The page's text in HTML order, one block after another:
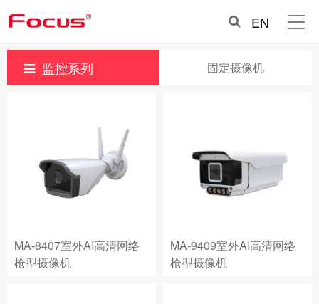
EN
监控系列 固定摄像机
MA-8407室外AI高清网络
枪型摄像机
MA-9409室外AI高清网络
枪型摄像机